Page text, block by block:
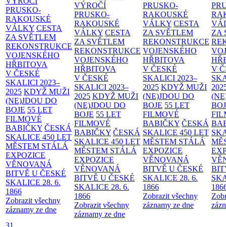
PRUSKO-
RAKOUSKÉ
VÁLKY CESTA
ZA SVĚTLEM
REKONSTRUKCE
VOJENSKÉHO
HŘBITOVA
V ČESKÉ
SKALICI 2023–
2025 KDYŽ MUŽI
(NE)JDOU DO
BOJE 55 LET
FILMOVÉ
BABIČKY ČESKÁ
SKALICE 450 LET
MĚSTEM STÁLÁ
EXPOZICE
VĚNOVANÁ
BITVĚ U ČESKÉ
SKALICE 28. 6.
1866
Zobrazit všechny
záznamy ze dne
VÝROČÍ
PRUSKO-
RAKOUSKÉ
VÁLKY CESTA
ZA SVĚTLEM
REKONSTRUKCE
VOJENSKÉHO
HŘBITOVA
V ČESKÉ
SKALICI 2023–
2025 KDYŽ MUŽI
(NE)JDOU DO
BOJE 55 LET
FILMOVÉ
BABIČKY ČESKÁ
SKALICE 450 LET
MĚSTEM STÁLÁ
EXPOZICE
VĚNOVANÁ
BITVĚ U ČESKÉ
SKALICE 28. 6.
1866
Zobrazit všechny
záznamy ze dne
PRUSKO-
RAKOUSKÉ
VÁLKY CESTA
ZA SVĚTLEM
REKONSTRUKCE
VOJENSKÉHO
HŘBITOVA
V ČESKÉ
SKALICI 2023–
2025 KDYŽ MUŽI
(NE)JDOU DO
BOJE 55 LET
FILMOVÉ
BABIČKY ČESKÁ
SKALICE 450 LET
MĚSTEM STÁLÁ
EXPOZICE
VĚNOVANÁ
BITVĚ U ČESKÉ
SKALICE 28. 6.
1866
Zobrazit všechny
záznamy ze dne
ZA
V
31